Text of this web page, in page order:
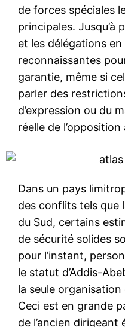
de forces spéciales
principales. Jusqu’à
et les délégations
reconnaissantes
garantie, même si
parler des
d’expression ou du
réelle de
Dans un pays
des conflits tels que
du Sud, certains
de sécurité solides
pour l’instant,
le statut d’Addis-
la seule organisation
Ceci est en grande
de l’ancien dirigeant